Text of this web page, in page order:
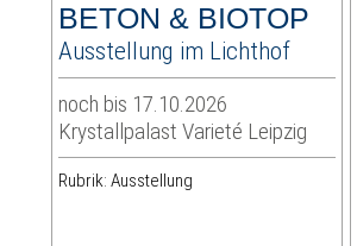
BETON & BIOTOP
Ausstellung im Lichthof
noch bis 17.10.2026
Krystallpalast Varieté Leipzig
Rubrik: Ausstellung